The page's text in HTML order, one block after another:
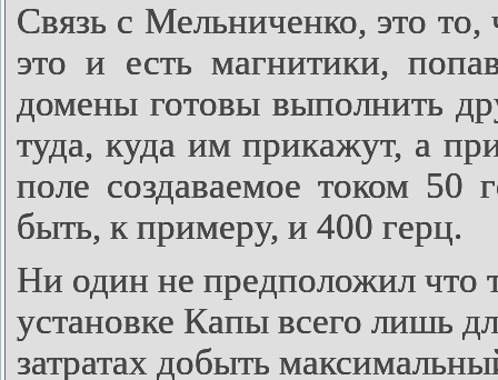
Связь с Мельниченко, это
это и есть магнитики,
домены готовы выполнить
туда, куда им прикажут, а
поле создаваемое током 50
быть, к примеру, и 400 герц.
Ни один не предположил что
установке Капы всего лишь
затратах добыть